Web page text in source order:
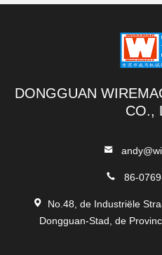
DONGGUAN
CO.,
86-
No.48, de Industriële
Dongguan-Stad, de